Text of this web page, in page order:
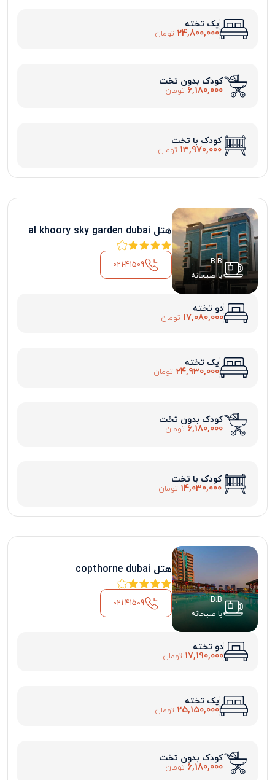
یک تخته
24,800,000 تومان
کودک بدون تخت
6,180,000 تومان
کودک با تخت
13,970,000 تومان
B.B
با صبحانه
هتل al khoory sky garden dubai
021-41509
دو تخته
17,080,000 تومان
یک تخته
24,930,000 تومان
کودک بدون تخت
6,180,000 تومان
کودک با تخت
14,030,000 تومان
B.B
با صبحانه
هتل copthorne dubai
021-41509
دو تخته
17,190,000 تومان
یک تخته
25,150,000 تومان
کودک بدون تخت
6,180,000 تومان